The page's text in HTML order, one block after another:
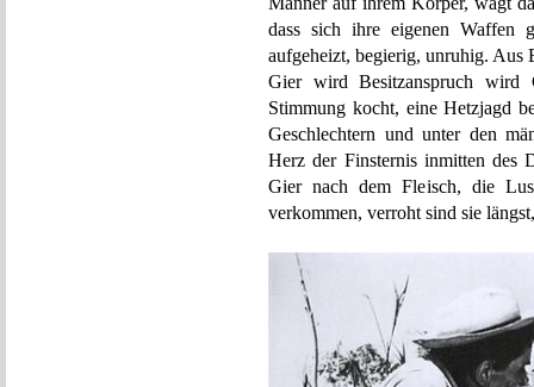
dass sich ihre eigenen Waffen
aufgeheizt, begierig, unruhig.
Gier wird Besitzanspruch
Stimmung kocht, eine Hetzjagd
Geschlechtern und unter den
Herz der Finsternis inmitten des
Gier nach dem Fleisch, die
verkommen, verroht sind sie